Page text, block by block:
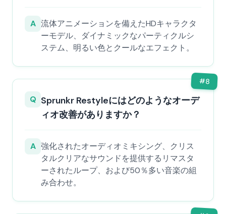
A 流体アニメーションを備えたHDキャラクタ
ーモデル、ダイナミックなパーティクルシ
ステム、明るい色とクールなエフェクト。
#8
Q Sprunkr Restyleにはどのようなオーデ
ィオ改善がありますか？
A 強化されたオーディオミキシング、クリス
タルクリアなサウンドを提供するリマスタ
ーされたループ、および50％多い音楽の組
み合わせ。